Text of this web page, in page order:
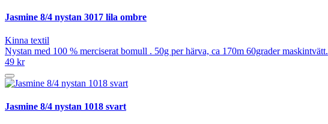
Jasmine 8/4 nystan 3017 lila ombre
Kinna textil
Nystan med 100 % merciserat bomull . 50g per härva, ca 170m 60grader maskintvätt.
49 kr
Jasmine 8/4 nystan 1018 svart